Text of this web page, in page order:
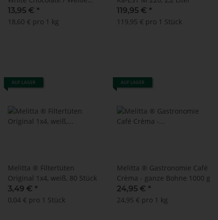
Schokolade 750 g
13,95 € *
18,60 € pro 1 kg
119,95 € *
119,95 € pro 1 Stück
AUF LAGER
Melitta ® Filtertüten
Original 1x4, weiß, 80 Stück
3,49 € *
0,04 € pro 1 Stück
AUF LAGER
Melitta ® Gastronomie Café
Crèma - ganze Bohne 1000 g
24,95 € *
24,95 € pro 1 kg